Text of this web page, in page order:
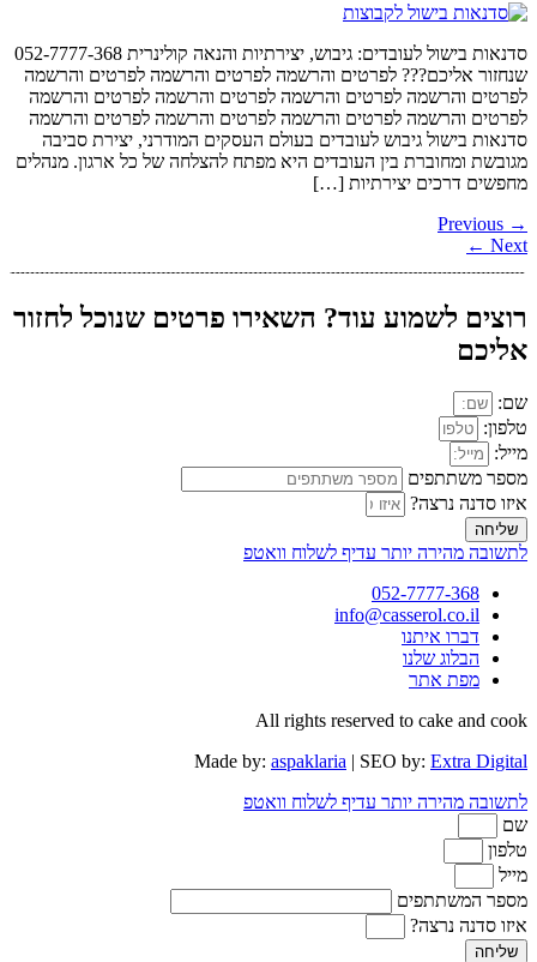
סדנאות בישול לעובדים: גיבוש, יצירתיות והנאה קולינרית 052-7777-368
שנחזור אליכם??? לפרטים והרשמה לפרטים והרשמה לפרטים והרשמה
לפרטים והרשמה לפרטים והרשמה לפרטים והרשמה לפרטים והרשמה
לפרטים והרשמה לפרטים והרשמה לפרטים והרשמה לפרטים והרשמה
סדנאות בישול גיבוש לעובדים בעולם העסקים המודרני, יצירת סביבה
מגובשת ומחוברת בין העובדים היא מפתח להצלחה של כל ארגון. מנהלים
מחפשים דרכים יצירתיות […]
→
Next
←
רוצים לשמוע עוד? השאירו פרטים שנוכל לחזור
אליכם
שם:
טלפון:
מייל:
מספר משתתפים
איזו סדנה נרצה?
שליחה
לתשובה מהירה יותר עדיף לשלוח וואטפ
052-7777-368
info@casserol.co.il
דברו איתנו
הבלוג שלנו
מפת אתר
All rights reserved to cake and cook
Made by: aspaklaria | SEO by: Extra Digital
לתשובה מהירה יותר עדיף לשלוח וואטפ
שם
טלפון
מייל
מספר המשתתפים
איזו סדנה נרצה?
שליחה